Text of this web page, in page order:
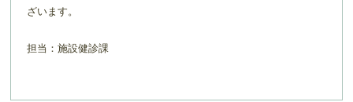
ざいます。
担当：施設健診課